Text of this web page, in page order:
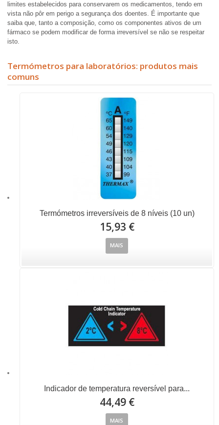
limites estabelecidos para conservarem os medicamentos, tendo em
vista não pôr em perigo a segurança dos doentes. É importante que
saiba que, tanto a composição, como os componentes ativos de um
fármaco se podem modificar de forma irreversível se não se respeitar
isto.
Termómetros para laboratórios: produtos mais
comuns
Termómetros irreversíveis de 8 níveis (10 un)
15,93 €
MAIS
Indicador de temperatura reversível para...
44,49 €
MAIS